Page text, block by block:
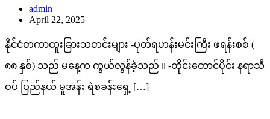
admin
April 22, 2025
နိုင်ငံတကာထူးခြားသတင်းများ -ပုတ်ရဟန်းမင်းကြီး ဖရန်းစစ် (
၈၈ နှစ်) သည် မနေ့က ကွယ်လွန်ခဲ့သည် ။ -ထိုင်းတောင်ပိုင်း နရာသီ
ဝပ် ပြည်နယ် မူအန်း ရဲစခန်းရှေ့ […]